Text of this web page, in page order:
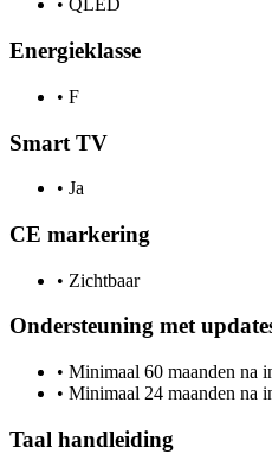
• QLED
Energieklasse
• F
Smart TV
• Ja
CE markering
• Zichtbaar
Ondersteuning met
• Minimaal 60 maanden na
• Minimaal 24 maanden na
Taal handleiding